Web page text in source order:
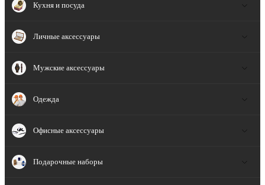
Кухня и посуда
Личные аксессуары
Мужские аксессуары
Одежда
Офисные аксессуары
Подарочные наборы